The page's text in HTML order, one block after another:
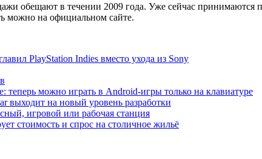
обещают в течении 2009 года. Уже сейчас принимаются
можно на официальном сайте.
PlayStation Indies вместо ухода из Sony
можно играть в Android-игры только на клавиатуре
выходит на новый уровень разработки
игровой или рабочая станция
стоимость и спрос на столичное жильё